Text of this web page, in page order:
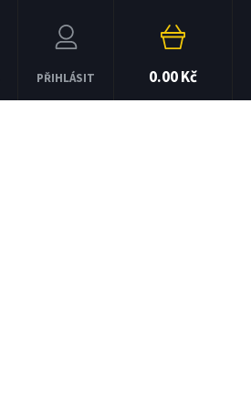
PŘIHLÁSIT 0.00 Kč